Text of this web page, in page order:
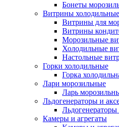
Бонеты
Витрины холодильные
Витрины для
Витрины
Морозильные
Холодильные
Настольные
Горки холодильные
Горка
Лари морозильные
Ларь
Льдогенераторы и
Льдогенераторы
Камеры и агрегаты